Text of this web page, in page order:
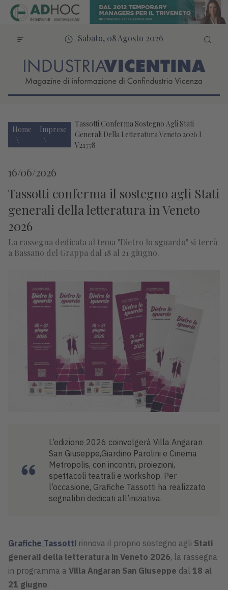
Sabato, 08 Agosto 2026
Home Imprese
Tassotti Conferma Sostegno Agli Stati
Generali Della Letteratura Veneto 2026 I
V21778
16/06/2026
Tassotti conferma il sostegno agli Stati
generali della letteratura in Veneto
2026
La rassegna dedicata al tema "Dietro lo sguardo" si terrà
a Bassano del Grappa dal 18 al 21 giugno.
L’edizione 2026 coinvolgerà Villa Angaran
San Giuseppe,Giardino Parolini e Cinema
Metropolis, con incontri, proiezioni,
spettacoli teatrali e workshop. Per
l’occasione, Grafiche Tassotti ha realizzato
segnalibri dedicati all’iniziativa.
Grafiche Tassotti rinnova il proprio sostegno agli Stati
generali della letteratura in Veneto 2026, la rassegna
in programma a Villa Angaran San Giuseppe dal 18 al
21 giugno.